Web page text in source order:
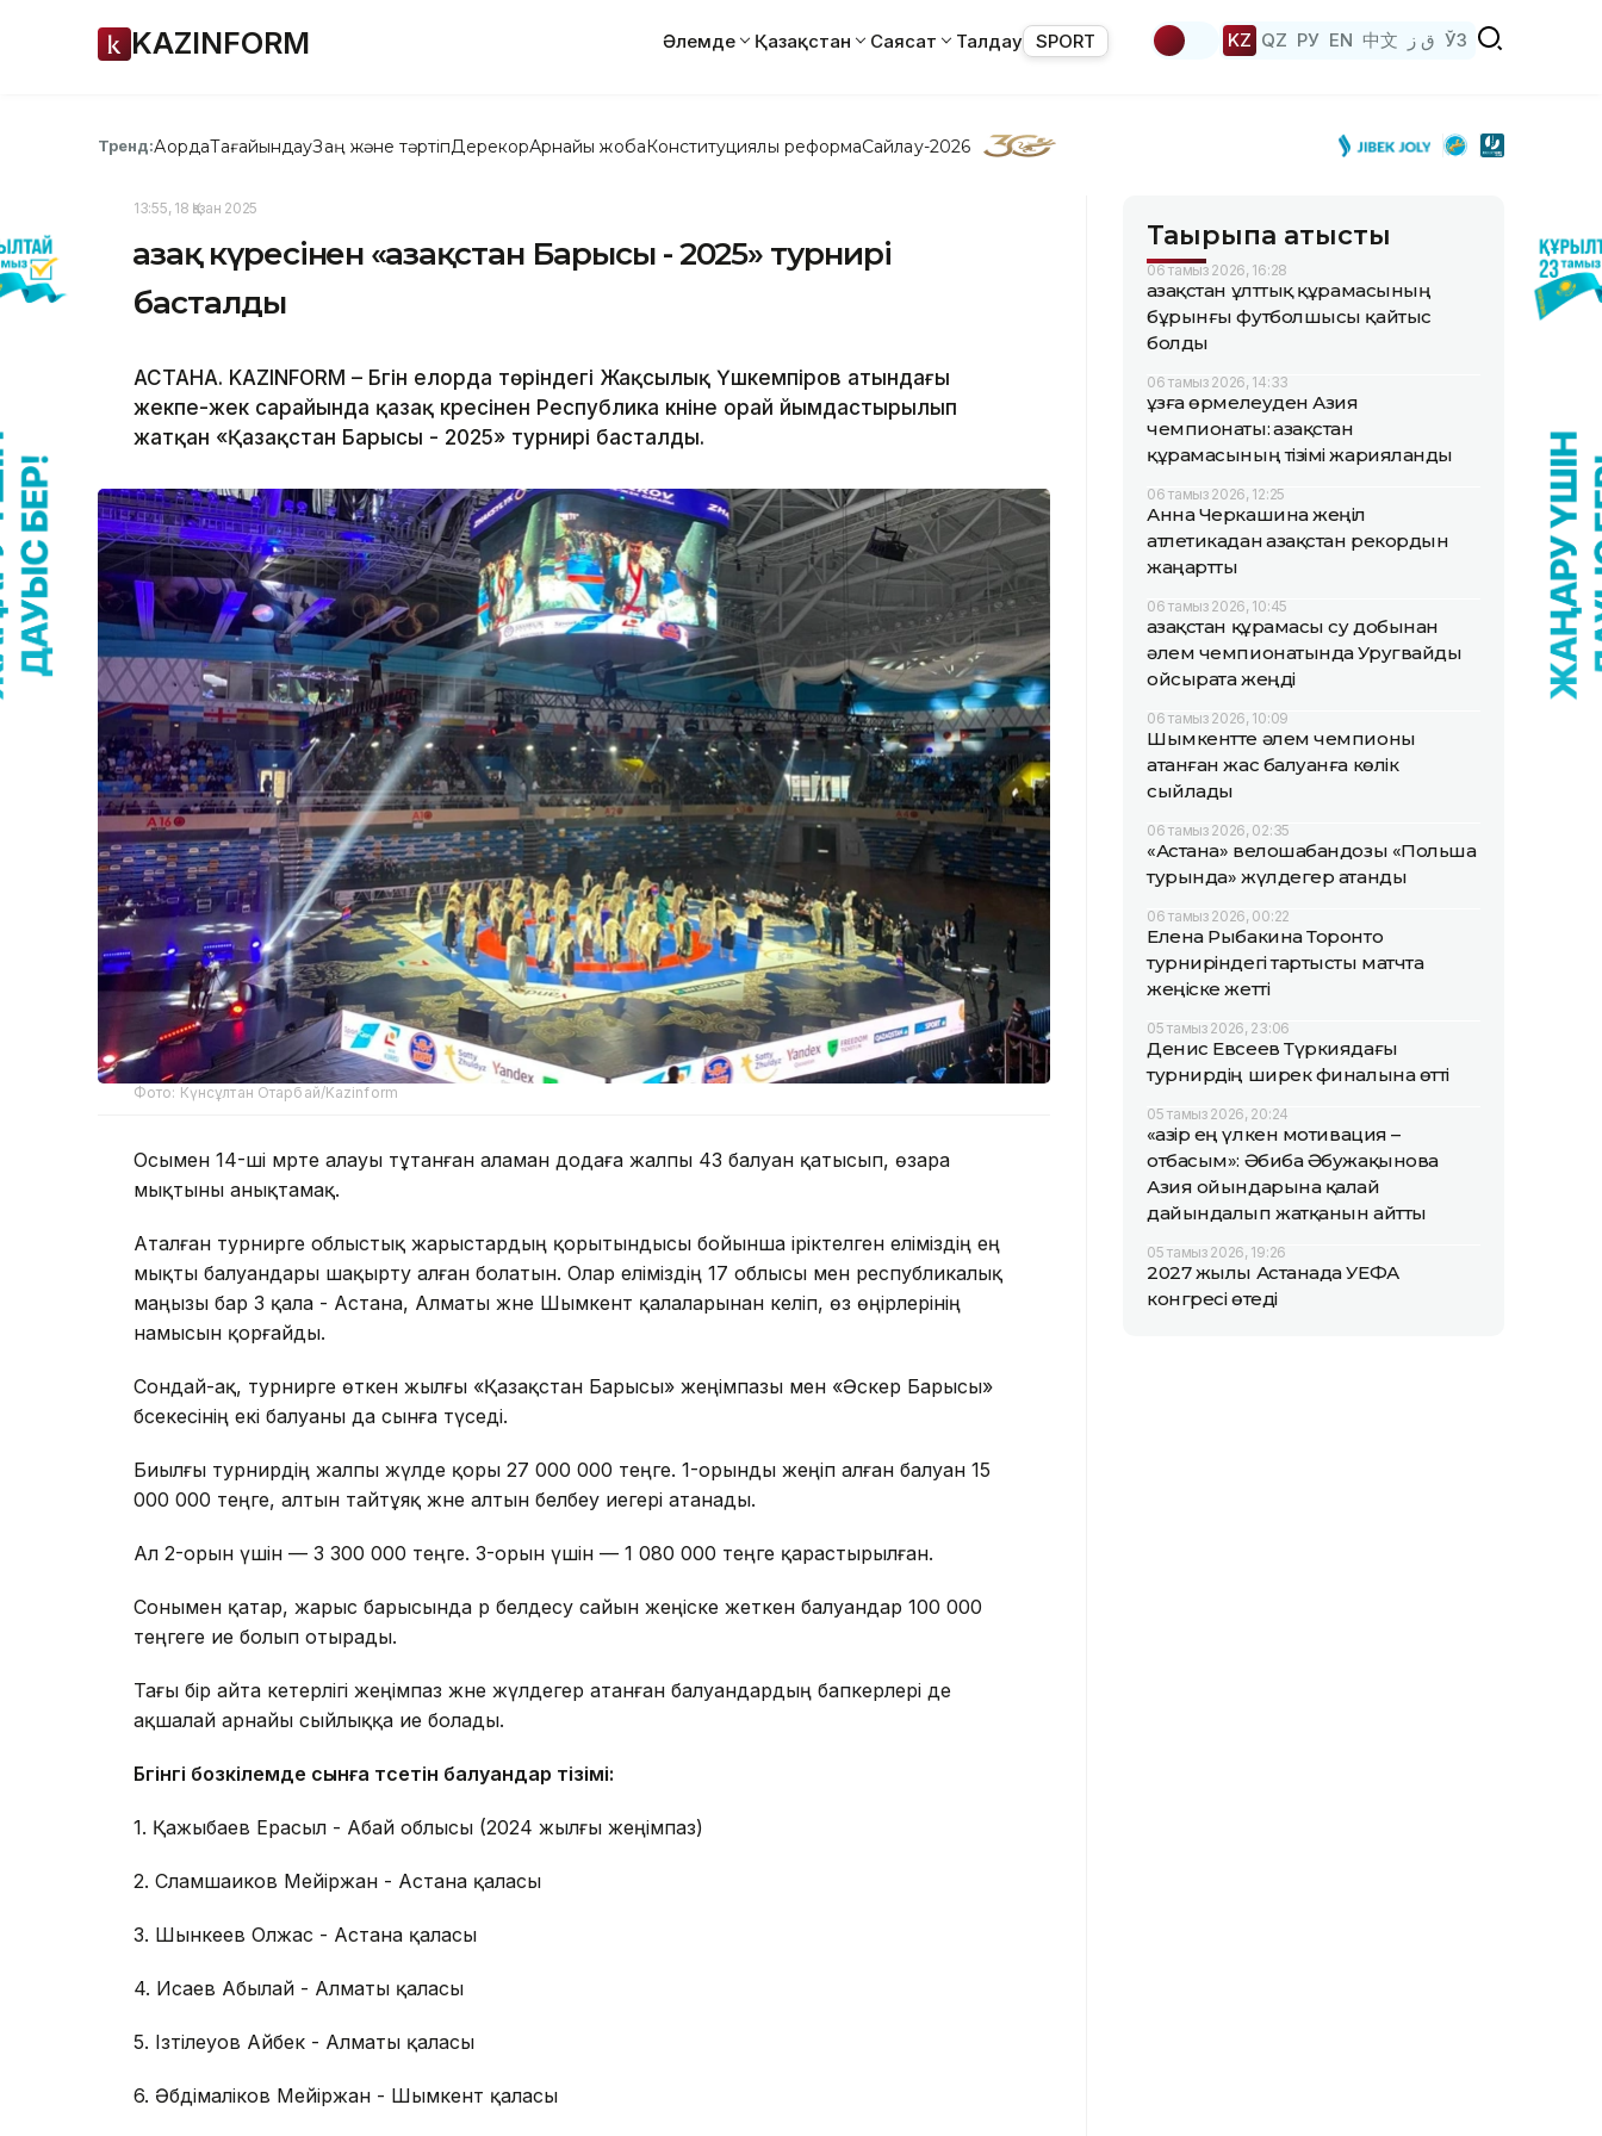
KAZINFORM Әлемде Қазақстан Саясат Талдау SPORT KZ QZ РУ EN 中文 ق ز ЎЗ
Тренд:АқордаТағайындауЗаң және тәртіпДерекқорАрнайы жобаКонституциялық реформаСайлау-2026
13:55, 18 Қазан 2025
Қазақ күресінен «Қазақстан Барысы - 2025» турнирі
басталды
АСТАНА. KAZINFORM – Бүгін елорда төріндегі Жақсылық Үшкемпіров атындағы
жекпе-жек сарайында қазақ күресінен Республика күніне орай үйымдастырылып
жатқан «Қазақстан Барысы - 2025» турнирі басталды.
Фото: Күнсұлтан Отарбай/Kazinform
Осымен 14-ші мәрте алауы тұтанған аламан додаға жалпы 43 балуан қатысып, өзара
мықтыны анықтамақ.
Аталған турнирге облыстық жарыстардың қорытындысы бойынша іріктелген еліміздің ең
мықты балуандары шақырту алған болатын. Олар еліміздің 17 облысы мен республикалық
маңызы бар 3 қала - Астана, Алматы және Шымкент қалаларынан келіп, өз өңірлерінің
намысын қорғайды.
Сондай-ақ, турнирге өткен жылғы «Қазақстан Барысы» жеңімпазы мен «Әскер Барысы»
бәсекесінің екі балуаны да сынға түседі.
Биылғы турнирдің жалпы жүлде қоры 27 000 000 теңге. 1-орынды жеңіп алған балуан 15
000 000 теңге, алтын тайтұяқ және алтын белбеу иегері атанады.
Ал 2-орын үшін — 3 300 000 теңге. 3-орын үшін — 1 080 000 теңге қарастырылған.
Сонымен қатар, жарыс барысында әр белдесу сайын жеңіске жеткен балуандар 100 000
теңгеге ие болып отырады.
Тағы бір айта кетерлігі жеңімпаз және жүлдегер атанған балуандардың бапкерлері де
ақшалай арнайы сыйлыққа ие болады.
Бүгінгі бозкілемде сынға түсетін балуандар тізімі:
1. Қажыбаев Ерасыл - Абай облысы (2024 жылғы жеңімпаз)
2. Сламшаиков Мейіржан - Астана қаласы
3. Шынкеев Олжас - Астана қаласы
4. Исаев Абылай - Алматы қаласы
5. Ізтілеуов Айбек - Алматы қаласы
6. Әбдімаліков Мейіржан - Шымкент қаласы
Тақырыпқа қатысты
06 тамыз 2026, 16:28
Қазақстан ұлттық құрамасының
бұрынғы футболшысы қайтыс
болды
06 тамыз 2026, 14:33
Құзға өрмелеуден Азия
чемпионаты: Қазақстан
құрамасының тізімі жарияланды
06 тамыз 2026, 12:25
Анна Черкашина жеңіл
атлетикадан Қазақстан рекордын
жаңартты
06 тамыз 2026, 10:45
Қазақстан құрамасы су добынан
әлем чемпионатында Уругвайды
ойсырата жеңді
06 тамыз 2026, 10:09
Шымкентте әлем чемпионы
атанған жас балуанға көлік
сыйлады
06 тамыз 2026, 02:35
«Астана» велошабандозы «Польша
турында» жүлдегер атанды
06 тамыз 2026, 00:22
Елена Рыбакина Торонто
турниріндегі тартысты матчта
жеңіске жетті
05 тамыз 2026, 23:06
Денис Евсеев Түркиядағы
турнирдің ширек финалына өтті
05 тамыз 2026, 20:24
«Қазір ең үлкен мотивация –
отбасым»: Әбиба Әбужақынова
Азия ойындарына қалай
дайындалып жатқанын айтты
05 тамыз 2026, 19:26
2027 жылы Астанада УЕФА
конгресі өтеді